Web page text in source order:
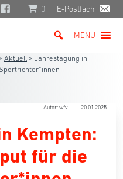
0 E-Postfach
MENU
Aktuell > Jahrestagung in
Autor: wfv 20.01.2025
Kempten:
für die